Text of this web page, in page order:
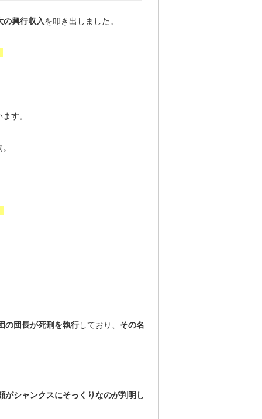
の興行収入を叩き出しました。
す。
の団長が死刑を執行しており、 その名
がシャンクスにそっくりなのが判明し